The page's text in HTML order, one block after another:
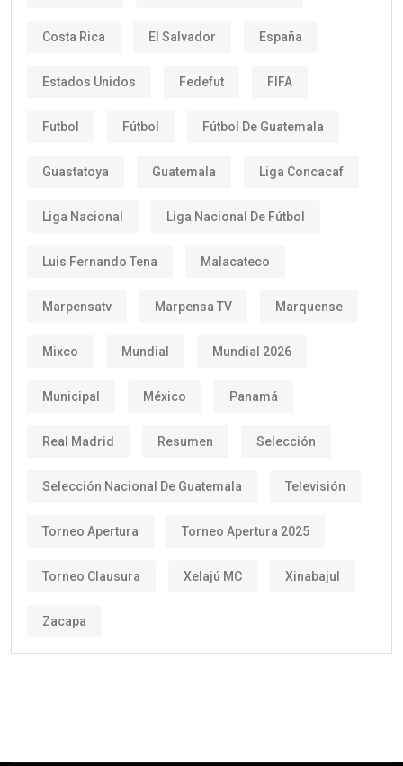
Costa Rica El Salvador España
Estados Unidos Fedefut FIFA
Futbol Fútbol Fútbol De Guatemala
Guastatoya Guatemala Liga Concacaf
Liga Nacional Liga Nacional De Fútbol
Luis Fernando Tena Malacateco
Marpensatv Marpensa TV Marquense
Mixco Mundial Mundial 2026
Municipal México Panamá
Real Madrid Resumen Selección
Selección Nacional De Guatemala Televisión
Torneo Apertura Torneo Apertura 2025
Torneo Clausura Xelajú MC Xinabajul
Zacapa